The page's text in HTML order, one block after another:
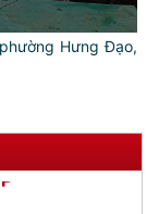
Hưng Đạo,